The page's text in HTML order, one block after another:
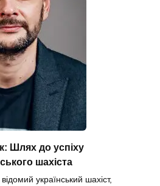
Шлях до успіху
шахіста
український шахіст,